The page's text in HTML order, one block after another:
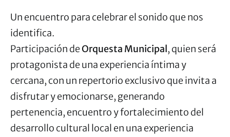
Un encuentro para celebrar el sonido que nos
identifica.
Participación deOrquesta Municipal, quien será
protagonista de una experiencia íntima y
cercana, con un repertorio exclusivo que invita a
disfrutar y emocionarse, generando
pertenencia, encuentro y fortalecimiento del
desarrollo cultural local en una experiencia